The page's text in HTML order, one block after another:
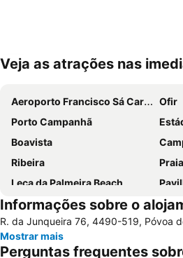
Ampliar mapa
Veja as atrações nas
Aeroporto Francisco Sá Carneiro
Ofir
Porto Campanhã
Boavista
Ribeira
Leça da Palmeira Beach
Cais de Gaia
Pavilhão Rosa Mota
Rua Santa Catarina
Baixa
Informações sobre o
R. da Junqueira 76, 4490-519, Póvoa
Mostrar mais
Perguntas frequentes